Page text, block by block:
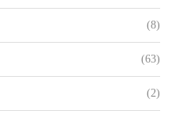
(8)
(63)
(2)